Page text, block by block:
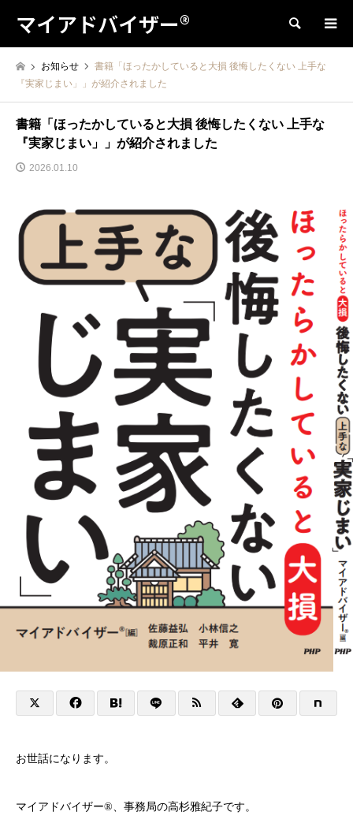
マイアドバイザー® 検索
お知らせ
書籍「ほったかしていると大損 後悔したくない 上手な
『実家じまい」」が紹介されました
書籍「ほったかしていると大損 後悔したくない 上手な
『実家じまい」」が紹介されました
2026.01.10
お世話になります。
マイアドバイザー®、事務局の高杉雅紀子です。